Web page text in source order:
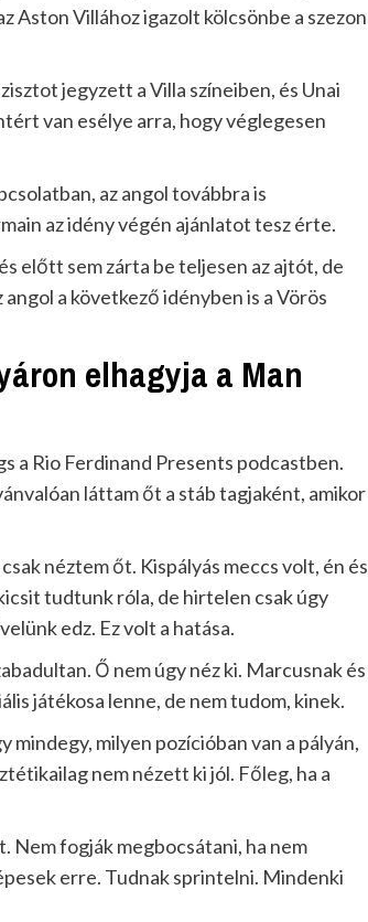
Aston Villához igazolt kölcsönbe a szezon
jegyzett a Villa színeiben, és Unai
van esélye arra, hogy véglegesen
az angol továbbra is
az idény végén ajánlatot tesz érte.
előtt sem zárta be teljesen az ajtót, de
a következő idényben is a Vörös
elhagyja a Man
a Rio Ferdinand Presents podcastben.
láttam őt a stáb tagjaként, amikor
néztem őt. Kispályás meccs volt, én és
tudtunk róla, de hirtelen csak úgy
edz. Ez volt a hatása.
Ő nem úgy néz ki. Marcusnak és
játékosa lenne, de nem tudom, kinek.
mindegy, milyen pozícióban van a pályán,
nem nézett ki jól. Főleg, ha a
Nem fogják megbocsátani, ha nem
erre. Tudnak sprintelni. Mindenki